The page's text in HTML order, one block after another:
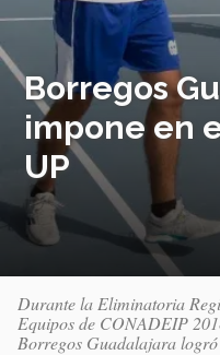
Borregos
impone en
UP
Durante la Eliminatoria
Equipos de CONADEIP
Borregos Guadalajara